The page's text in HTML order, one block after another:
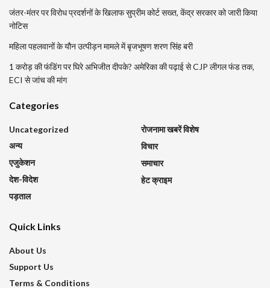
जंतर-मंतर पर विरोध प्रदर्शनों के खिलाफ सुप्रीम कोर्ट सख्त, केंद्र सरकार को जारी किया
नोटिस
महिला पहलवानों के यौन उत्पीड़न मामले में बृजभूषण शरण सिंह बरी
1 करोड़ की फंडिंग पर घिरे अभिजीत दीपके? अमेरिका की पढ़ाई से CJP लीगल फंड तक,
ECI से जांच की मांग
Categories
Uncategorized
अन्य
एजुकेशन
देश-विदेश
पड़ताल
रोजनामा खबरें विशेष
विचार
समाचार
हेट क्राइम
Quick Links
About Us
Support Us
Terms & Conditions